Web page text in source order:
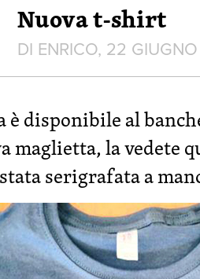
Nuova t-shirt
DI ENRICO, 22
è disponibile al
maglietta, la vedete
serigrafata a